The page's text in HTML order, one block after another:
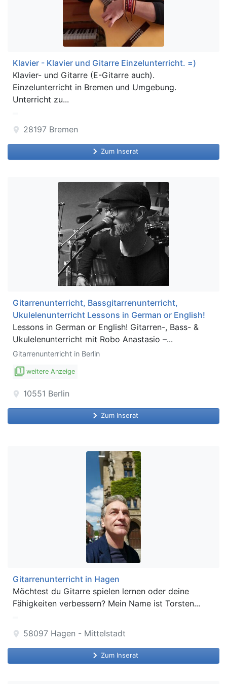
Klavier - Klavier und Gitarre Einzelunterricht. =)
Klavier- und Gitarre (E-Gitarre auch).
Einzelunterricht in Bremen und Umgebung.
Unterricht zu...
location_on 28197 Bremen
keyboard_arrow_right Zum Inserat
Gitarrenunterricht, Bassgitarrenunterricht,
Ukulelenunterricht Lessons in German or English!
Lessons in German or English! Gitarren-, Bass- &
Ukulelenunterricht mit Robo Anastasio –...
Gitarrenunterricht in Berlin
filter_1 weitere Anzeige
location_on 10551 Berlin
keyboard_arrow_right Zum Inserat
Gitarrenunterricht in Hagen
Möchtest du Gitarre spielen lernen oder deine
Fähigkeiten verbessern? Mein Name ist Torsten...
location_on 58097 Hagen - Mittelstadt
keyboard_arrow_right Zum Inserat